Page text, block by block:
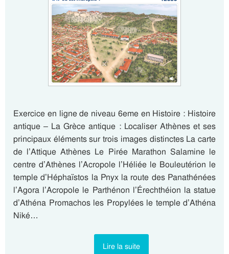
Exercice en ligne de niveau 6eme en Histoire : Histoire
antique – La Grèce antique : Localiser Athènes et ses
principaux éléments sur trois images distinctes La carte
de l’Attique Athènes Le Pirée Marathon Salamine le
centre d’Athènes l’Acropole l’Héliée le Bouleutérion le
temple d’Héphaïstos la Pnyx la route des Panathénées
l’Agora l’Acropole le Parthénon l’Érechthéion la statue
d’Athéna Promachos les Propylées le temple d’Athéna
Niké…
Lire la suite